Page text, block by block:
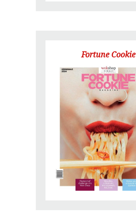
Fortune Cookie